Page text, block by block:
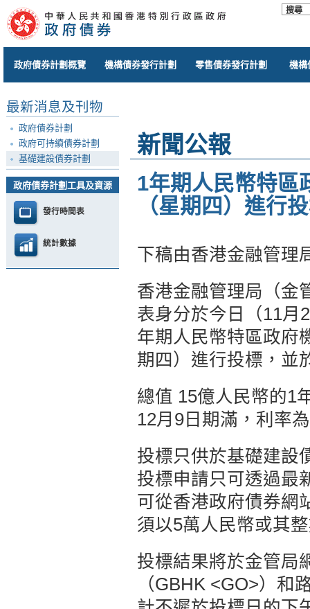
政府債券計劃概覽 機構債券發行計劃 零售債券發行計劃 機構
最新消息及刊物
政府債券計劃
政府可持續債券計劃
基礎建設債券計劃
政府債券計劃工具及資源
發行時間表
統計數據
新聞公報
1年期人民幣特區
（星期四）進行
下稿由香港金融管理
香港金融管理局（金
表身分於今日（11月
年期人民幣特區政府
期四）進行投標，並
總值 15億人民幣的1
12月9日期滿，利率
投標只供於基礎建設
投標申請只可透過最
可從香港政府債券網
須以5萬人民幣或其
投標結果將於金管局
（GBHK <GO>）和